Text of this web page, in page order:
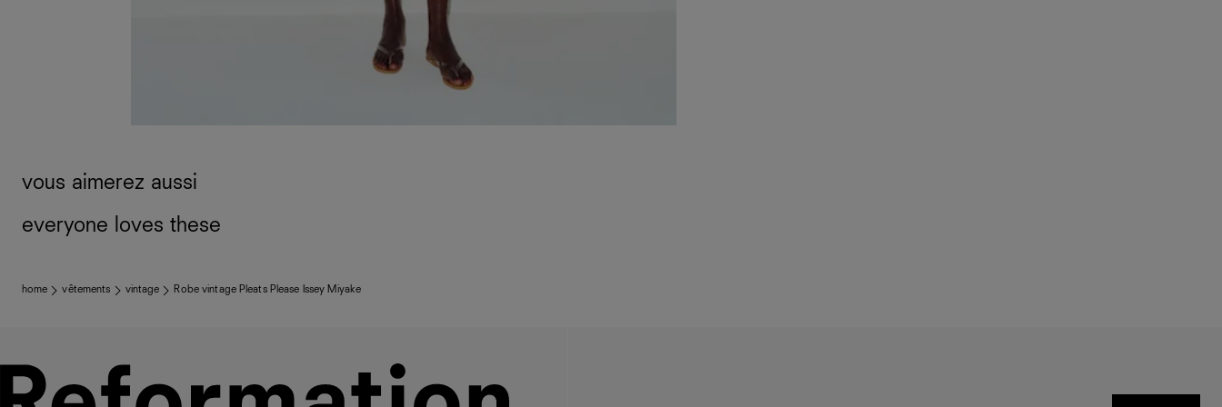
vous aimerez aussi
everyone loves these
home vêtements vintage Robe vintage Pleats Please Issey Miyake